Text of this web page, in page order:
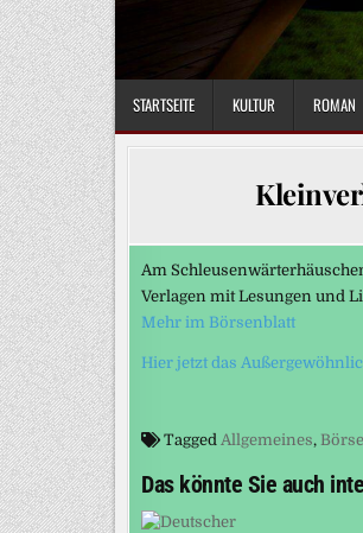
STARTSEITE KULTUR ROMAN
Am
Verlagen mit Lesungen und
Mehr im Börsenblatt
Hier jetzt das
Tagged Allgemeines,
Das könnte Sie auch